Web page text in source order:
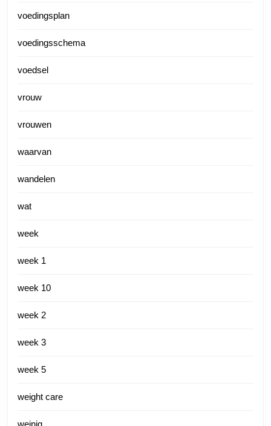
voedingsplan
voedingsschema
voedsel
vrouw
vrouwen
waarvan
wandelen
wat
week
week 1
week 10
week 2
week 3
week 5
weight care
weinig